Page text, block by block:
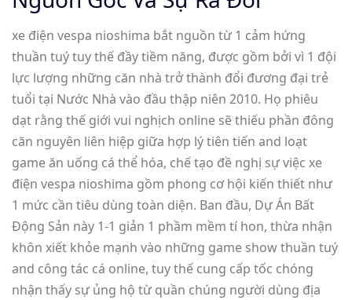
xe điện vespa nioshima bắt nguồn từ 1 cảm hứng
thuần tuý tuy thế đầy tiềm năng, được gồm bởi vì 1 đội
lực lượng những căn nhà trở thành đổi đương đại trẻ
tuổi tại Nước Nhà vào đầu thập niên 2010. Họ phiêu
dạt rằng thế giới vui nghịch online sẽ thiếu phần đông
căn nguyên liên hiệp giữa hợp lý tiên tiến and loạt
game ăn uống cá thể hóa, chế tạo đề nghị sự việc xe
điện vespa nioshima gồm phong cơ hội kiến thiết như
1 mức cần tiêu dùng toàn diện. Ban đầu, Dự Án Bất
Động Sản này 1-1 giản 1 phầm mềm tí hon, thừa nhận
khôn xiết khỏe mạnh vào những game show thuần tuý
and công tác cá online, tuy thế cung cấp tốc chóng
nhận thấy sự ủng hộ từ quần chúng người dùng địa